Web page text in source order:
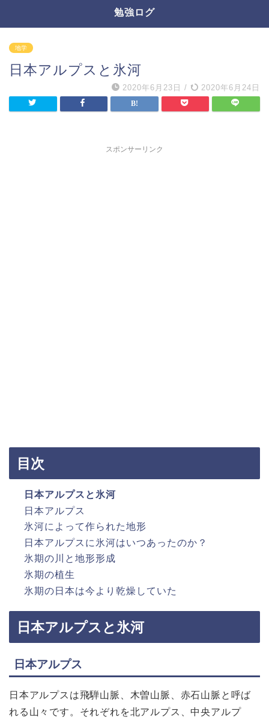
勉強ログ
地学
日本アルプスと氷河
2020年6月23日 / 2020年6月24日
スポンサーリンク
目次
日本アルプスと氷河
日本アルプス
氷河によって作られた地形
日本アルプスに氷河はいつあったのか？
氷期の川と地形形成
氷期の植生
氷期の日本は今より乾燥していた
日本アルプスと氷河
日本アルプス
日本アルプスは飛騨山脈、木曽山脈、赤石山脈と呼ば
れる山々です。それぞれを北アルプス、中央アルプ